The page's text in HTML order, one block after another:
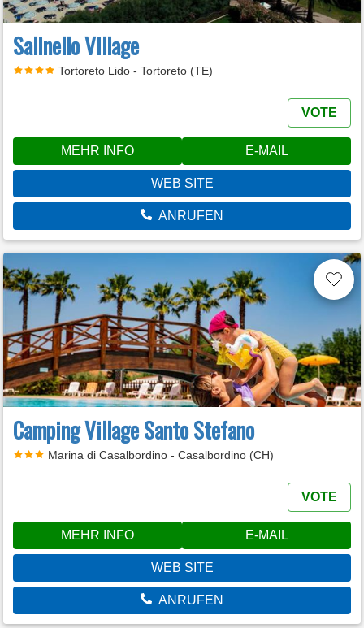
Salinello Village
Tortoreto Lido - Tortoreto (TE)
VOTE
MEHR INFO E-MAIL
WEB SITE
ANRUFEN
Camping Village Santo Stefano
Marina di Casalbordino - Casalbordino (CH)
VOTE
MEHR INFO E-MAIL
WEB SITE
ANRUFEN